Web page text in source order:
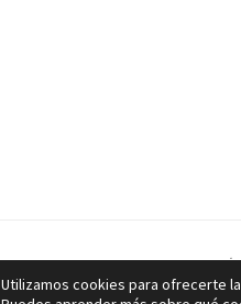
© FM
Utilizamos cookies para ofrecerte